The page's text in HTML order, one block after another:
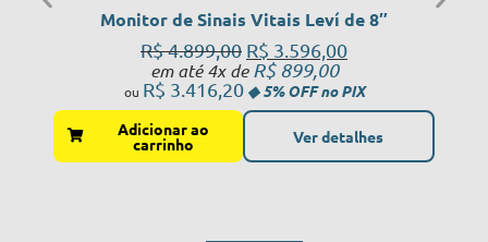
Monitor de Sinais Vitais Leví de 8″
R$4.899,00 R$ 3.596,00
em até 4x deR$899,00
R$ 3.416,20
Adicionar ao
carrinho Ver detalhes